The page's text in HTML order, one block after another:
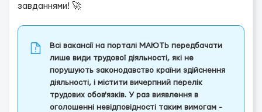
завданнями! 🚀
Всі вакансії на порталі МАЮТЬ передбачати
лише види трудової діяльності, які не
порушують законодавство країни здійснення
діяльності, і містити вичерпний перелік
трудових обов'язків. У раз виявлення в
оголошенні невідповідності таким вимогам -